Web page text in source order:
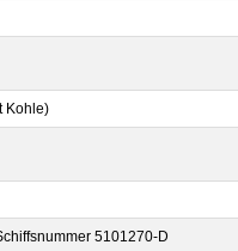
Kohle)
5101270-D